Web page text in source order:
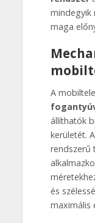
mindegyik
maga
A
állíthatók
kerületét.
rendszerű
és
maximális